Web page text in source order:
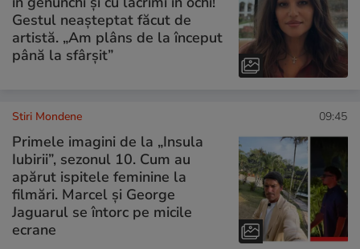
Gestul neașteptat făcut de
artistă. „Am plâns de la început
până la sfârșit”
Stiri Mondene 09:45
Primele imagini de la „Insula
Iubirii”, sezonul 10. Cum au
apărut ispitele feminine la
filmări. Marcel și George
Jaguarul se întorc pe micile
ecrane